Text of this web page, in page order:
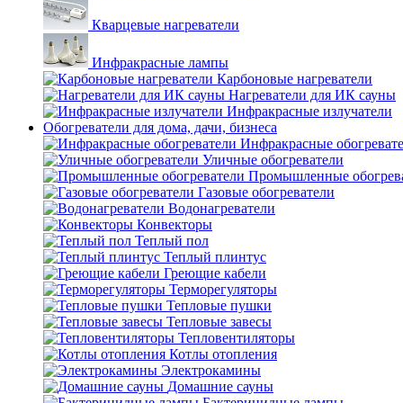
Кварцевые нагреватели
Инфракрасные лампы
Карбоновые нагреватели
Нагреватели для ИК сауны
Инфракрасные излучатели
Обогреватели для дома, дачи, бизнеса
Инфракрасные
Уличные обогреватели
Промышленные
Газовые обогреватели
Водонагреватели
Конвекторы
Теплый пол
Теплый плинтус
Греющие кабели
Терморегуляторы
Тепловые пушки
Тепловые завесы
Тепловентиляторы
Котлы отопления
Электрокамины
Домашние сауны